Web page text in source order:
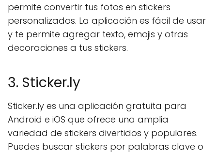
permite convertir tus fotos en stickers
personalizados. La aplicación es fácil de usar
y te permite agregar texto, emojis y otras
decoraciones a tus stickers.
3. Sticker.ly
Sticker.ly es una aplicación gratuita para
Android e iOS que ofrece una amplia
variedad de stickers divertidos y populares.
Puedes buscar stickers por palabras clave o